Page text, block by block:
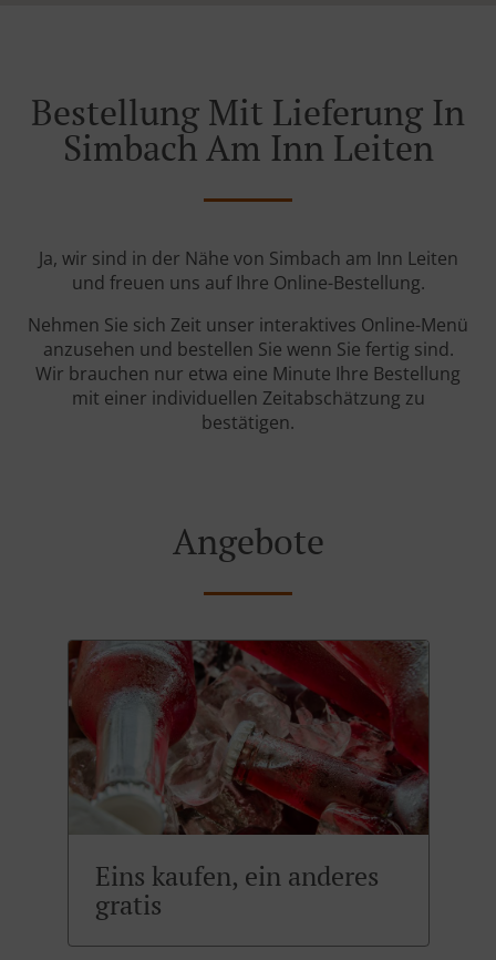
Bestellung Mit Lieferung In
Simbach Am Inn Leiten
Ja, wir sind in der Nähe von Simbach am Inn Leiten
und freuen uns auf Ihre Online-Bestellung.
Nehmen Sie sich Zeit unser interaktives Online-Menü
anzusehen und bestellen Sie wenn Sie fertig sind.
Wir brauchen nur etwa eine Minute Ihre Bestellung
mit einer individuellen Zeitabschätzung zu
bestätigen.
Angebote
Eins kaufen, ein anderes
gratis